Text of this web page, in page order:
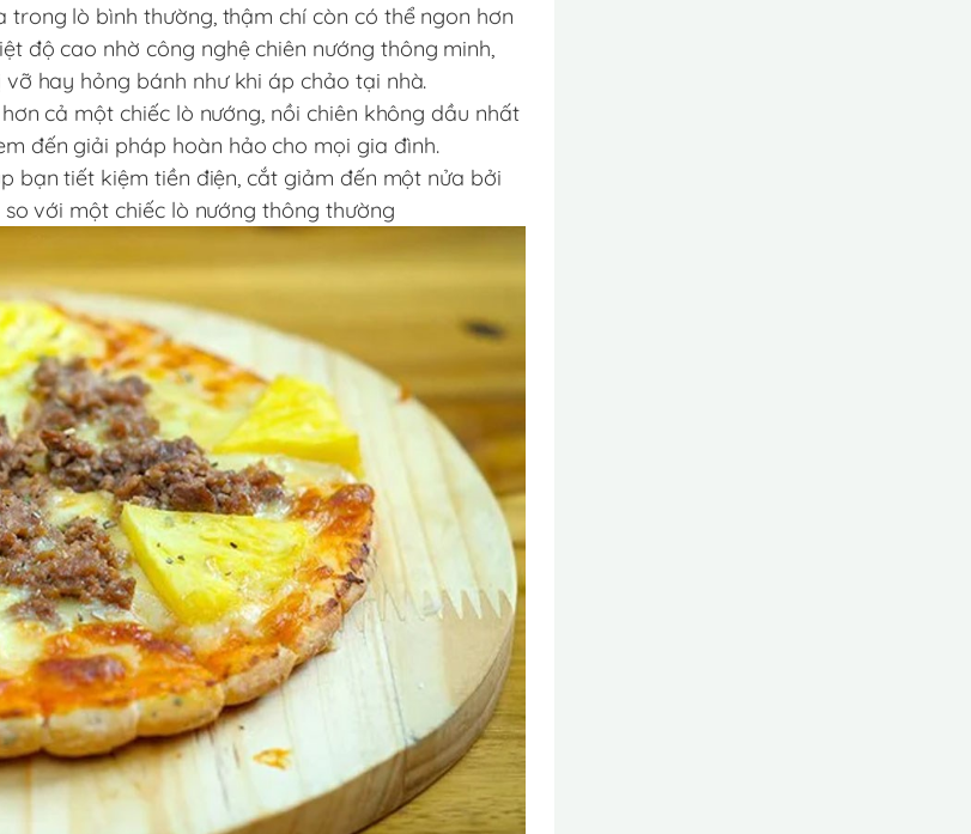
lò bình thường, thậm chí còn có thể ngon hơn
độ cao nhờ công nghệ chiên nướng thông minh,
hay hỏng bánh như khi áp chảo tại nhà.
cả một chiếc lò nướng, nồi chiên không dầu nhất
đến giải pháp hoàn hảo cho mọi gia đình.
bạn tiết kiệm tiền điện, cắt giảm đến một nửa bởi
với một chiếc lò nướng thông thường